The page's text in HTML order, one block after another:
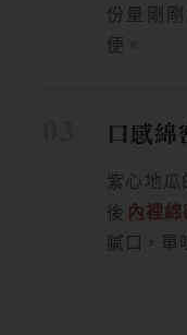
份量剛
便。
口感綿
紫心地
後 內裡
膩口，單